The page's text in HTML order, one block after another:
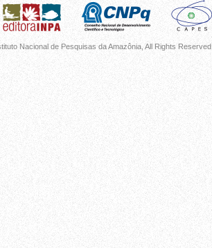
Nacional de Pesquisas da Amazônia, All Rights Reserved